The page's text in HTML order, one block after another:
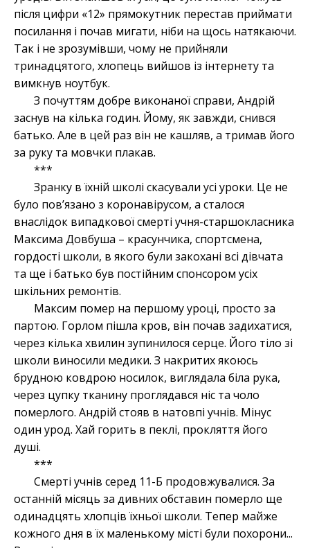
після цифри «12» прямокутник перестав приймати
посилання і почав мигати, ніби на щось натякаючи.
Так і не зрозумівши, чому не прийняли
тринадцятого, хлопець вийшов із інтернету та
вимкнув ноутбук.
З почуттям добре виконаної справи, Андрій
заснув на кілька годин. Йому, як завжди, снився
батько. Але в цей раз він не кашляв, а тримав його
за руку та мовчки плакав.
***
Зранку в їхній школі скасували усі уроки. Це не
було пов’язано з коронавірусом, а сталося
внаслідок випадкової смерті учня-старшокласника
Максима Довбуша – красунчика, спортсмена,
гордості школи, в якого були закохані всі дівчата
та ще і батько був постійним спонсором усіх
шкільних ремонтів.
Максим помер на першому уроці, просто за
партою. Горлом пішла кров, він почав задихатися,
через кілька хвилин зупинилося серце. Його тіло зі
школи виносили медики. З накритих якоюсь
брудною ковдрою носилок, виглядала біла рука,
через цупку тканину проглядався ніс та чоло
померлого. Андрій стояв в натовпі учнів. Мінус
один урод. Хай горить в пеклі, прокляття його
душі.
***
Смерті учнів серед 11-Б продовжувалися. За
останній місяць за дивних обставин померло ще
одинадцять хлопців їхньої школи. Тепер майже
кожного дня в їх маленькому місті були похорони...